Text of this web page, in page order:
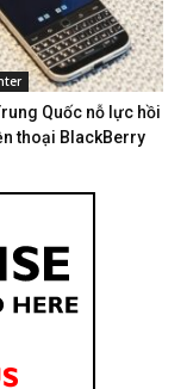
Quốc nỗ lực hồi
thoại BlackBerry